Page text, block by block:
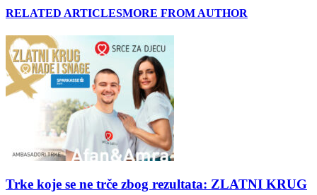
RELATED ARTICLESMORE FROM AUTHOR
Trke koje se ne trče zbog rezultata: ZLATNI KRUG